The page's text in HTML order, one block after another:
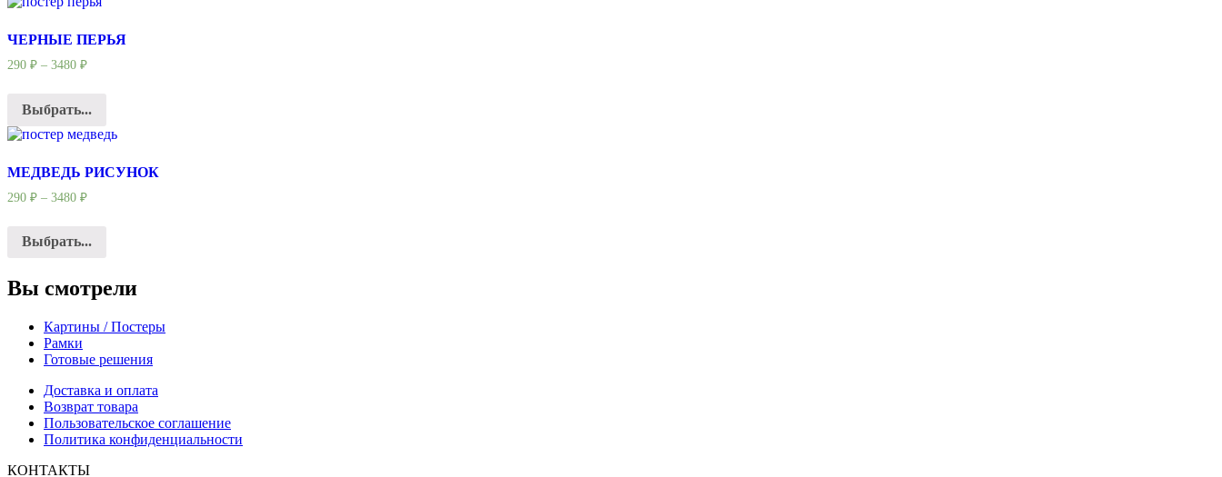
ЧЕРНЫЕ ПЕРЬЯ
290 ₽ – 3480 ₽
Выбрать...
МЕДВЕДЬ РИСУНОК
290 ₽ – 3480 ₽
Выбрать...
Вы смотрели
Картины / Постеры
Рамки
Готовые решения
Доставка и оплата
Возврат товара
Пользовательское соглашение
Политика конфиденциальности
КОНТАКТЫ